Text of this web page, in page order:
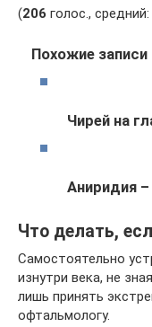
(206 голос., средний:
Похожие записи
Чирей на
Аниридия
Что делать,
Самостоятельно
изнутри века, не
лишь принять
офтальмологу.